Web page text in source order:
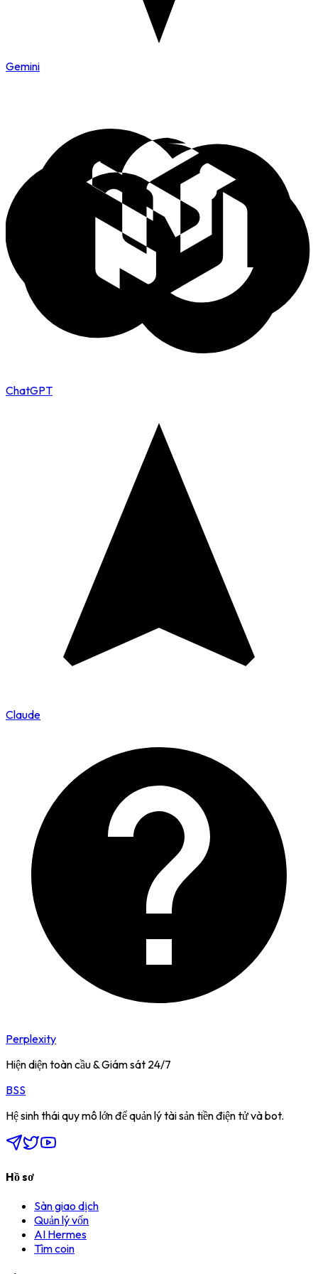
Gemini
ChatGPT
Claude
Perplexity
Hiện diện toàn cầu & Giám sát 24/7
BSS
Hệ sinh thái quy mô lớn để quản lý tài sản tiền điện tử và bot.
Hồ sơ
Sàn giao dịch
Quản lý vốn
AI Hermes
Tìm coin